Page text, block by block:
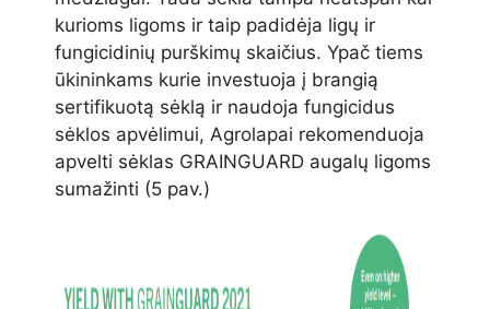
kurioms ligoms ir taip padidėja ligų ir
fungicidinių purškimų skaičius. Ypač tiems
ūkininkams kurie investuoja į brangią
sertifikuotą sėklą ir naudoja fungicidus
sėklos apvėlimui, Agrolapai rekomenduoja
apvelti sėklas GRAINGUARD augalų ligoms
sumažinti (5 pav.)